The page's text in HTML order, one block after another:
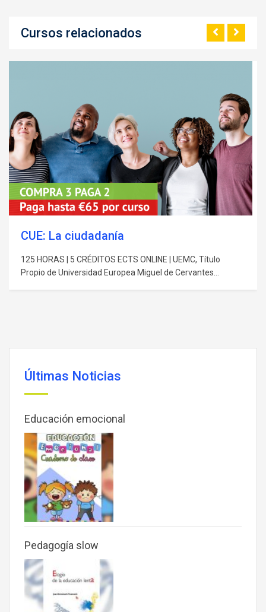
Cursos relacionados
CUE: Enseñar a investigar en Ciencias
125 HORAS | 5 CRÉDITOS ECTS ONLINE | UEMC, Título
Propio de Universidad Europea Miguel de Cervantes
Últimas Noticias
Educación emocional
Pedagogía slow